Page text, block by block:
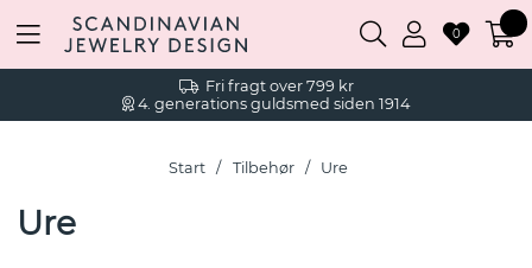
Fri fragt over 799 kr
4. generations guldsmed siden 1914
0
Start Tilbehør Ure
Ure